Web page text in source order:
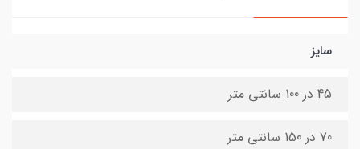
سایز
45 در 100 سانتی متر
70 در 150 سانتی متر